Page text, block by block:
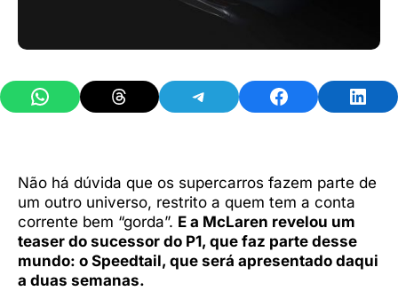
Share on WhatsAppShare on ThreadsShare on TelegramShare on Facebook
Não há dúvida que os supercarros fazem parte de
um outro universo, restrito a quem tem a conta
corrente bem “gorda”. E a McLaren revelou um
teaser do sucessor do P1, que faz parte desse
mundo: o Speedtail, que será apresentado daqui
a duas semanas.